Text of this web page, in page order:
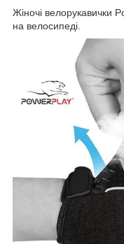
Жіночі велорукавички
на велосипеді.